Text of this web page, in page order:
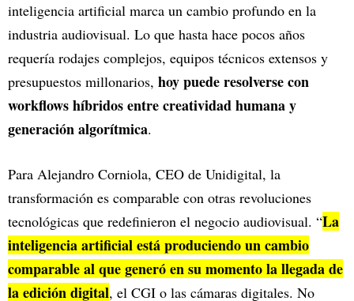
inteligencia artificial marca un cambio profundo en la
industria audiovisual. Lo que hasta hace pocos años
requería rodajes complejos, equipos técnicos extensos y
presupuestos millonarios, hoy puede resolverse con
workflows híbridos entre creatividad humana y
generación algorítmica.
Para Alejandro Corniola, CEO de Unidigital, la
transformación es comparable con otras revoluciones
tecnológicas que redefinieron el negocio audiovisual. “La
inteligencia artificial está produciendo un cambio
comparable al que generó en su momento la llegada de
la edición digital, el CGI o las cámaras digitales. No